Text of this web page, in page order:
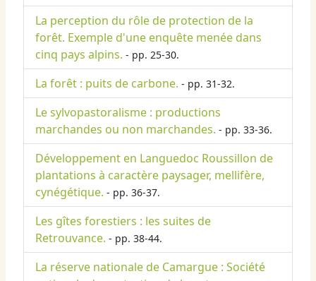
La perception du rôle de protection de la
forêt. Exemple d'une enquête menée dans
cinq pays alpins. - pp. 25-30.
La forêt : puits de carbone. - pp. 31-32.
Le sylvopastoralisme : productions
marchandes ou non marchandes. - pp. 33-36.
Développement en Languedoc Roussillon de
plantations à caractère paysager, mellifère,
cynégétique. - pp. 36-37.
Les gîtes forestiers : les suites de
Retrouvance. - pp. 38-44.
La réserve nationale de Camargue : Société